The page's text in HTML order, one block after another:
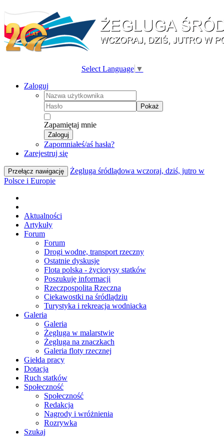
Select Language ▼
Zaloguj
Pokaż
Zapamiętaj mnie
Zaloguj
Zapomniałeś/aś hasła?
Zarejestruj się
Przełącz nawigację
Żegluga śródlądowa wczoraj, dziś, jutro w
Polsce i Europie
Aktualności
Artykuły
Forum
Forum
Drogi wodne, transport rzeczny
Ostatnie dyskusje
Flota polska - życiorysy statków
Poszukuję informacji
Rzeczpospolita Rzeczna
Ciekawostki na śródlądziu
Turystyka i rekreacja wodniacka
Galeria
Galeria
Żegluga w malarstwie
Żegluga na znaczkach
Galeria floty rzecznej
Giełda pracy
Dotacja
Ruch statków
Społeczność
Społeczność
Redakcja
Nagrody i wróżnienia
Rozrywka
Szukaj